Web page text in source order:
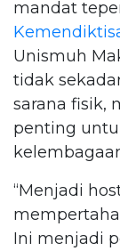
mandat
Unismuh
tidak
sarana fisik,
penting
“Menjadi
Ini menjadi